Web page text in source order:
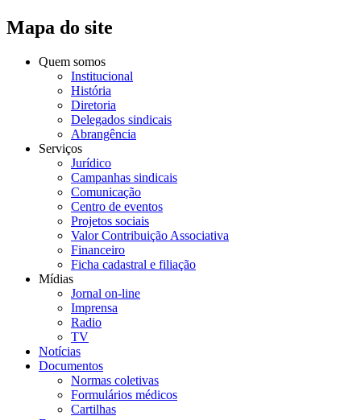
Mapa do site
Quem somos
Institucional
História
Diretoria
Delegados sindicais
Abrangência
Serviços
Jurídico
Campanhas sindicais
Comunicação
Centro de eventos
Projetos sociais
Valor Contribuição Associativa
Financeiro
Ficha cadastral e filiação
Mídias
Jornal on-line
Imprensa
Radio
TV
Notícias
Documentos
Normas coletivas
Formulários médicos
Cartilhas